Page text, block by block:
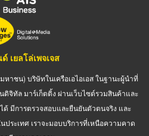
เยลโล่เพจเจส
หาชน) บริษัทในเครือเอไอเอส ในฐานะผู้นำที่
จิทัล มาร์เก็ตติ้ง ผ่านเว็บไซต์รวมสินค้าและ
ด้ มีการตรวจสอบและยืนยันตัวตนจริง และ
ระเทศ เราจะมอบบริการที่เหนือความคาด